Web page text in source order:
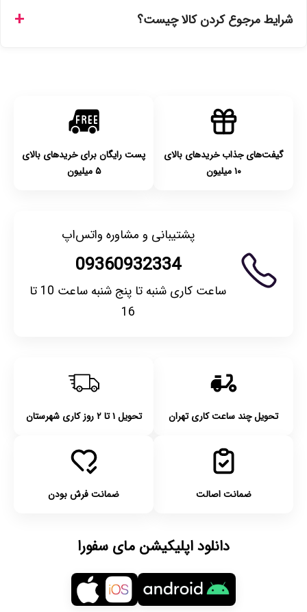
انتخاب کنید و برای شهرستان‌ها بین یک الی ۳ روز کاری از طریق
شرایط مرجوع کردن کالا چیست؟
گیفت‌های جذاب خریدهای بالای
۱۰ میلیون
پست رایگان برای خریدهای بالای
۵ میلیون
پشتیبانی و مشاوره واتس‌اپ
09360932334
ساعت کاری شنبه تا پنج شنبه ساعت 10 تا
16
تحویل چند ساعت کاری تهران تحویل ۱ تا ۲ روز کاری شهرستان
ضمانت اصالت ضمانت فرش بودن
دانلود اپلیکیشن مای سفورا